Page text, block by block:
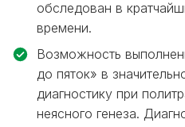
обследован в
времени.
Возможность
до пяток» в
диагностику при
неясного генеза.